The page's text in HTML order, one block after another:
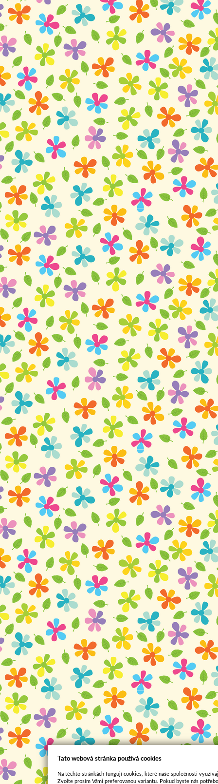
Tato webová stránka používá cookies
Na těchto stránkách fungují cookies, které naše společnosti
Zvolte prosím Vámi preferovanou variantu. Pokud byste nás